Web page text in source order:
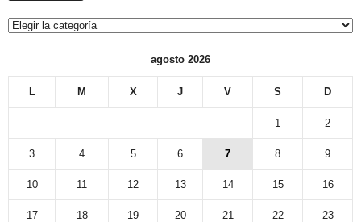
Categorías
agosto 2026
L M X J V S D
1 2
3 4 5 6 7 8 9
10 11 12 13 14 15 16
17 18 19 20 21 22 23